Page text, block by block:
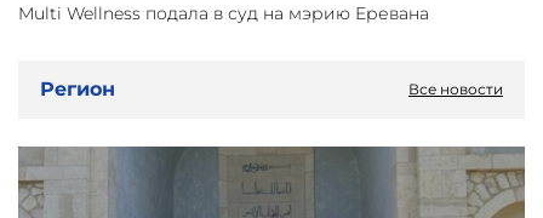
Multi Wellness подала в суд на мэрию Еревана
Регион Все новости